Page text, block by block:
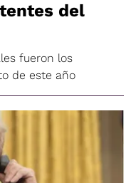
del
fueron los
de este año